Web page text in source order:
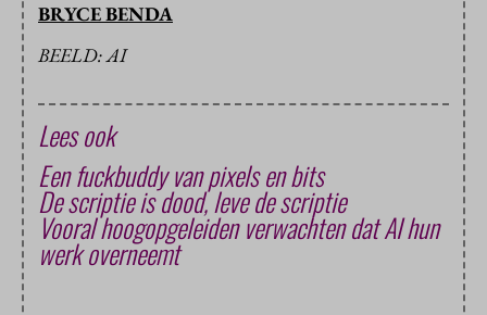
BRYCE BENDA
BEELD: AI
Lees ook
Een fuckbuddy van pixels en bits
De scriptie is dood, leve de scriptie
Vooral hoogopgeleiden verwachten dat AI hun
werk overneemt